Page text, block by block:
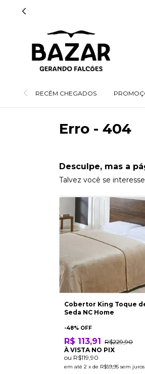
RECÉM CHEGADOS
Erro - 404
Desculpe, mas a
Talvez você se
Cobertor King Toque
Seda NC Home
-48% OFF
R$ 113,91
R$229,90
À VISTA NO PIX
ou R$119,90
em até 2 x de R$59,95 sem juros